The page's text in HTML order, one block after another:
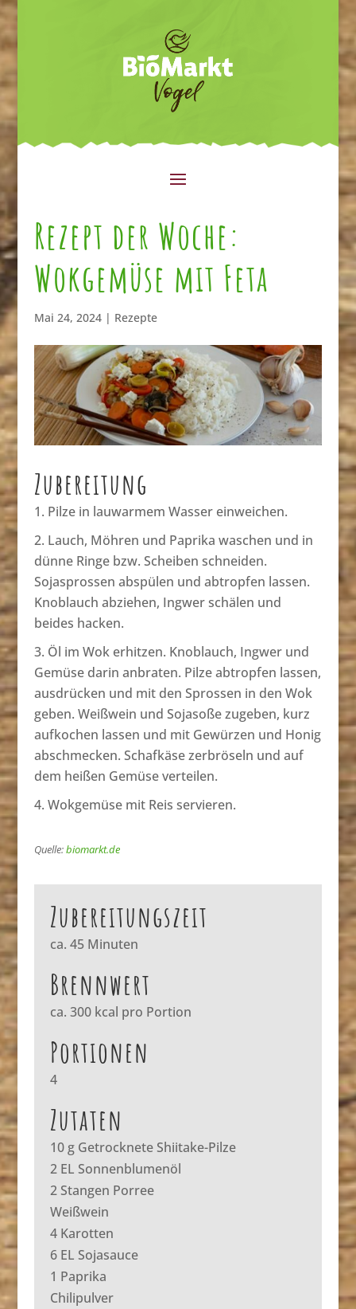
Rezept der Woche:
Wokgemüse mit Feta
Mai 24, 2024| Rezepte
Zubereitung
Pilze in lauwarmem Wasser einweichen.
Lauch, Möhren und Paprika waschen und in
dünne Ringe bzw. Scheiben schneiden.
Sojasprossen abspülen und abtropfen lassen.
Knoblauch abziehen, Ingwer schälen und
beides hacken.
Öl im Wok erhitzen. Knoblauch, Ingwer und
Gemüse darin anbraten. Pilze abtropfen lassen,
ausdrücken und mit den Sprossen in den Wok
geben. Weißwein und Sojasoße zugeben, kurz
aufkochen lassen und mit Gewürzen und Honig
abschmecken. Schafkäse zerbröseln und auf
dem heißen Gemüse verteilen.
Wokgemüse mit Reis servieren.
Quelle:biomarkt.de
Zubereitungszeit
ca. 45 Minuten
Brennwert
ca. 300 kcal pro Portion
Portionen
4
Zutaten
10 g Getrocknete Shiitake-Pilze
2 EL Sonnenblumenöl
2 Stangen Porree
Weißwein
4 Karotten
6 EL Sojasauce
1 Paprika
Chilipulver